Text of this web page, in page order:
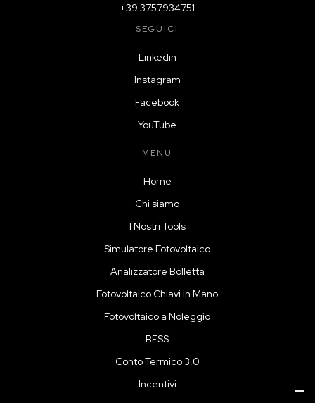
+39 3757934751
SEGUICI
Linkedin
Instagram
Facebook
YouTube
MENU
Home
Chi siamo
I Nostri Tools
Simulatore Fotovoltaico
Analizzatore Bolletta
Fotovoltaico Chiavi in Mano
Fotovoltaico a Noleggio
BESS
Conto Termico 3.0
Incentivi